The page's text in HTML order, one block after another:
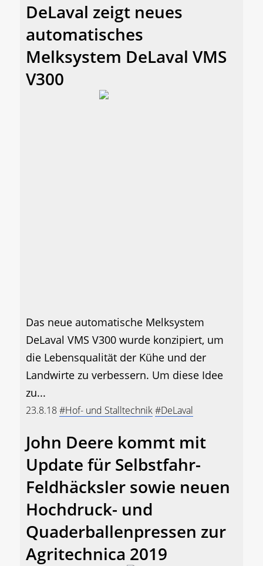
DeLaval zeigt neues
automatisches
Melksystem DeLaval VMS
V300
Das neue automatische Melksystem
DeLaval VMS V300 wurde konzipiert, um
die Lebensqualität der Kühe und der
Landwirte zu verbessern. Um diese Idee
zu...
23.8.18#Hof- und Stalltechnik#DeLaval
John Deere kommt mit
Update für Selbstfahr-
Feldhäcksler sowie neuen
Hochdruck- und
Quaderballenpressen zur
Agritechnica 2019